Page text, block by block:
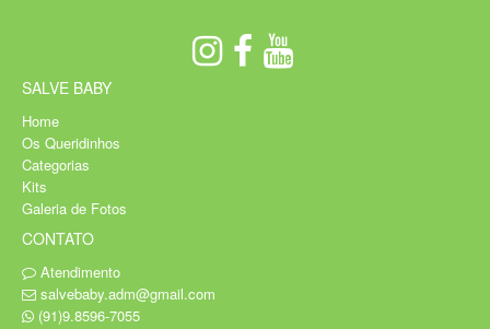
SALVE BABY
Home
Os Queridinhos
Categorias
Kits
Galeria de Fotos
CONTATO
Atendimento
salvebaby.adm@gmail.com
(91)9.8596-7055